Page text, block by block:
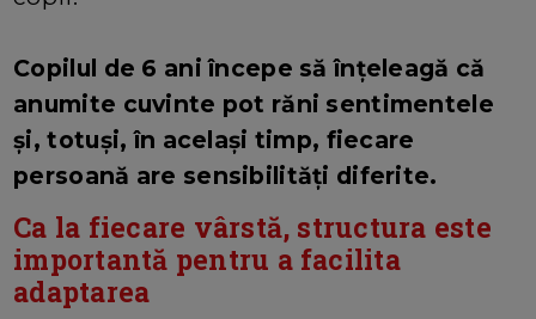
Copilul de 6 ani începe să înțeleagă că
anumite cuvinte pot răni sentimentele
și, totuși, în același timp, fiecare
persoană are sensibilități diferite.
Ca la fiecare vârstă, structura este
importantă pentru a facilita
adaptarea